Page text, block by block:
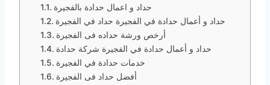
حداد و اعمال حدادة بالفجيرة
حداد و أعمال حدادة في الفجيرة حداد في الفجيرة
أرخص ورشة حداده فى الفجيرة
حداد و أعمال حدادة في الفجيرة شركة حدادة
خدمات حدادة في الفجيرة
أفضل حداد فى الفجيرة